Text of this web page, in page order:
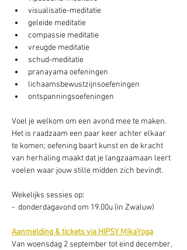
visualisatie-meditatie
geleide meditatie
compassie meditatie
vreugde meditatie
schud-meditatie
pranayama oefeningen
lichaamsbewustzijnsoefeningen
ontspanningsoefeningen
Voel je welkom om een avond mee te maken.
Het is raadzaam een paar keer achter elkaar
te komen; oefening baart kunst en de kracht
van herhaling maakt dat je langzaamaan leert
voelen waar jouw stille midden zich bevindt.
Wekelijks sessies op:
-  donderdagavond om 19.00u (in Zwaluw)
Aanmelding & tickets via HIPSY MikaYoga
Van woensdag 2 september tot eind december,